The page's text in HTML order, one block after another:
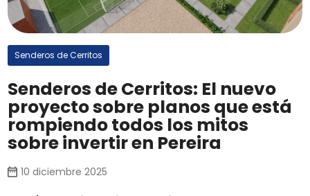
Senderos de Cerritos
Senderos de Cerritos: El nuevo
proyecto sobre planos que está
rompiendo todos los mitos
sobre invertir en Pereira
10 diciembre 2025